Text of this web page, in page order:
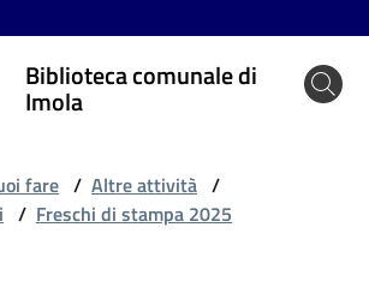
Biblioteca comunale di
Imola
fare / Altre attività /
/ Freschi di stampa 2025